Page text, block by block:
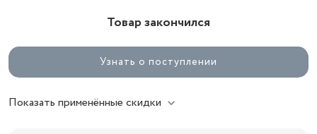
Товар закончился
Узнать о поступлении
Показать применённые скидки